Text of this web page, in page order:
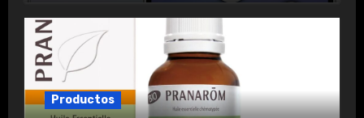
Productos